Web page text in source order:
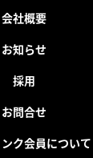
会社概要
お知らせ
採用
お問合せ
ク会員について